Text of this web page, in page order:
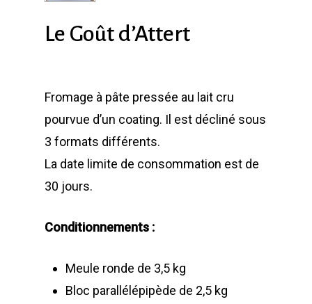
Le Goût d’Attert
Fromage à pâte pressée au lait cru
pourvue d’un coating. Il est décliné sous
3 formats différents.
La date limite de consommation est de
30 jours.
Conditionnements :
Meule ronde de 3,5 kg
Bloc parallélépipède de 2,5 kg